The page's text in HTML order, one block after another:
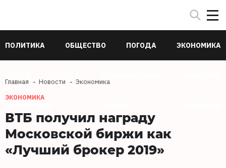
ПОЛИТИКА ОБЩЕСТВО ПОГОДА ЭКОНОМИКА
Главная Новости Экономика
ЭКОНОМИКА
ВТБ получил награду
Московской биржи как
«Лучший брокер 2019»